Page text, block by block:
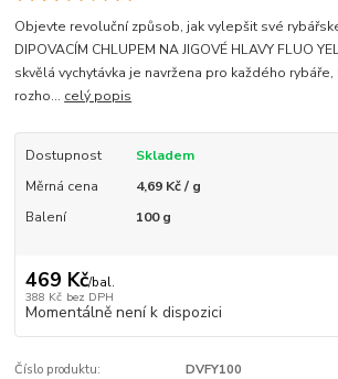
Objevte revoluční způsob, jak vylepšit své
DIPOVACÍM CHLUPEM NA JIGOVÉ HLAVY FLUO
skvělá vychytávka je navržena pro každého
rozho... celý popis
Dostupnost
Skladem
Měrná cena
4,69 Kč / g
Balení
100 g
469 Kč/bal.
388 Kč bez DPH
Momentálně není k dispozici
Číslo produktu: DVFY100